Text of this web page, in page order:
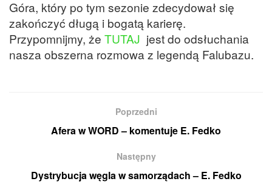
Góra, który po tym sezonie zdecydował się
zakończyć długą i bogatą karierę.
Przypomnijmy, że TUTAJ jest do odsłuchania
nasza obszerna rozmowa z legendą Falubazu.
Poprzedni
Afera w WORD – komentuje E. Fedko
Następny
Dystrybucja węgla w samorządach – E. Fedko